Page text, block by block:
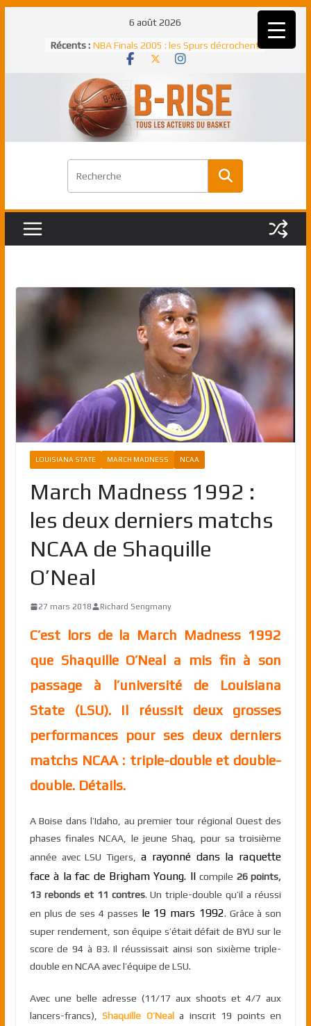
6 août 2026
Récents : NBA Finals 2005 : les Spurs décrochent
un troisième titre NBA, la rude bataille
NBA Finals 2021 : les Bucks et Giannis
Antetokounmpo triomphent, le Greek
Freek élu MVP
Shai Gilgeous-Alexander : son premier
match à plus de 40 points en NBA, le
Pau Gasol dans l’histoire en 2002 :
premier européen sacré Rookie de
Rudy Gobert, deuxième Français élu
LOUISIANA STATE MARCH MADNESS NCAA
March Madness 1992 :
les deux derniers matchs
NCAA de Shaquille
O’Neal
27 mars 2018 Richard Sengmany
C’est lors de la March Madness 1992
que Shaquille O’Neal a mis fin à son
passage à l’université de Louisiana
State (LSU). Il réussit deux grosses
performances pour ses deux derniers
matchs NCAA : triple-double et double-
double. Détails.
A Boise dans l’Idaho, au premier tour régional Ouest des
phases finales NCAA, le jeune Shaq, pour sa troisième
année avec LSU Tigers, a rayonné dans la raquette
face à la fac de Brigham Young. Ilcompile 26 points,
13 rebonds et 11 contres. Un triple-double qu’il a réussi
en plus de ses 4 passes le 19 mars 1992. Grâce à son
super rendement, son équipe s’était défait de BYU sur le
score de 94 à 83. Il réussissait ainsi son sixième triple-
double en NCAA avec l’équipe de LSU.
Avec une belle adresse (11/17 aux shoots et 4/7 aux
lancers-francs),Shaquille O’Neala inscrit 19 points en